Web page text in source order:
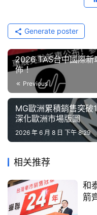
口
碑
中
古
車
行
百
大
中
車
買
車
安心守護：購車享
Generate poster
2026 TAS台中國際新
佈！
Previous
MG歐洲累積銷售突
深化歐洲市場版圖
2026 年 6 月 8 日 下午 8:29
相关推荐
和
箭